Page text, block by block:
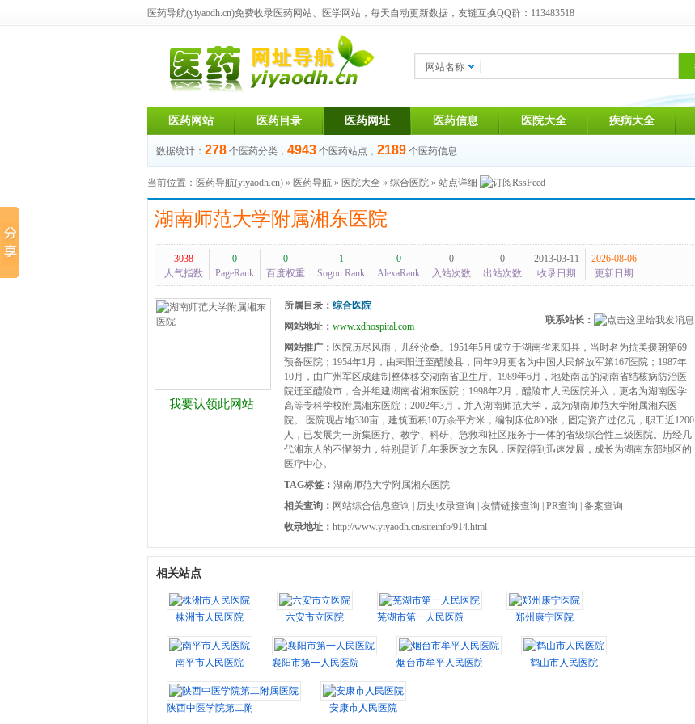
医药导航(yiyaodh.cn)免费收录医药网站、医学网站，每天自动更新数据，友链互换QQ群：113483518
网站名称
医药网站 医药目录 医药网址 医药信息 医院大全 疾病大全
数据统计： 278 个医药分类， 4943 个医药站点， 2189 个医药信息
当前位置： 医药导航(yiyaodh.cn) » 医药导航 » 医院大全 » 综合医院 » 站点详细
湖南师范大学附属湘东医院
3038
人气指数
0
PageRank
0
百度权重
1
Sogou Rank
0
AlexaRank
0
入站次数
0
出站次数
2013-03-11
收录日期
2026-08-06
更新日期
我要认领此网站
所属目录： 综合医院
联系站长：
网站地址： www.xdhospital.com
网站推广： 医院历尽风雨，几经沧桑。1951年5月成立于湖南省耒阳县，当时名为抗美援朝第69
预备医院；1954年1月，由耒阳迁至醴陵县，同年9月更名为中国人民解放军第167医院；1987年
10月，由广州军区成建制整体移交湖南省卫生厅。1989年6月，地处南岳的湖南省结核病防治医
院迁至醴陵市，合并组建湖南省湘东医院；1998年2月，醴陵市人民医院并入，更名为湖南医学
高等专科学校附属湘东医院；2002年3月，并入湖南师范大学，成为湖南师范大学附属湘东医
院。 医院现占地330亩，建筑面积10万余平方米，编制床位800张，固定资产过亿元，职工近1200
人，已发展为一所集医疗、教学、科研、急救和社区服务于一体的省级综合性三级医院。历经几
代湘东人的不懈努力，特别是近几年乘医改之东风，医院得到迅速发展，成长为湖南东部地区的
医疗中心。
TAG标签： 湖南师范大学附属湘东医院
相关查询： 网站综合信息查询 历史收录查询 友情链接查询 PR查询
备案查询
收录地址： http://www.yiyaodh.cn/siteinfo/914.html
相关站点
株洲市人民医院 六安市立医院 芜湖市第一人民医院 郑州康宁医院
南平市人民医院 襄阳市第一人民医院 烟台市牟平人民医院 鹤山市人民医院
陕西中医学院第二附属医院 安康市人民医院